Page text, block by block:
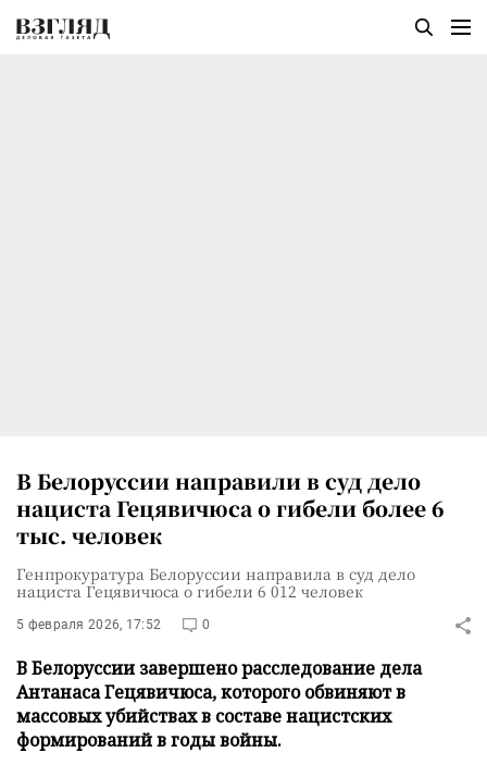
В Белоруссии направили в суд дело
нациста Гецявичюса о гибели более 6
тыс. человек
Генпрокуратура Белоруссии направила в суд дело
нациста Гецявичюса о гибели 6 012 человек
5 февраля 2026, 17:52 0
В Белоруссии завершено расследование дела
Антанаса Гецявичюса, которого обвиняют в
массовых убийствах в составе нацистских
формирований в годы войны.